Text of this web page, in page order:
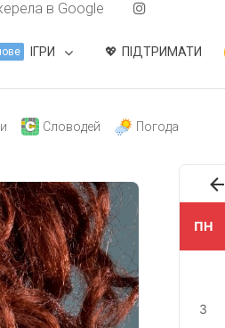
в Google
ІГРИ ПІДТРИМАТИ
Словодей Погода
ПН
3